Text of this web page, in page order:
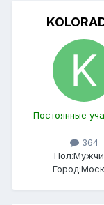
Постоянные
364
Пол:
Город: